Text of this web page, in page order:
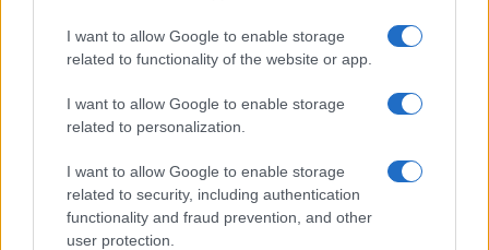
I want to allow Google to enable storage
related to functionality of the website or app.
I want to allow Google to enable storage
related to personalization.
I want to allow Google to enable storage
related to security, including authentication
functionality and fraud prevention, and other
user protection.
Πανεπιστήμια: Πότε και για
ποιους ισχύουν οι διαγραφές
11/09/2025 - 14:12
Αιώνιοι φοιτητές: Δείτε τι
προβλέπει η νέα ρύθμιση του